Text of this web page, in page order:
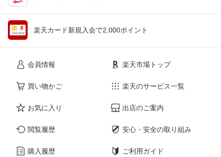
楽天カード新規入会で2,000ポイント
会員情報
買い物かご
お気に入り
閲覧履歴
購入履歴
楽天市場トップ
楽天のサービス一覧
出店のご案内
安心・安全の取り組み
ご利用ガイド